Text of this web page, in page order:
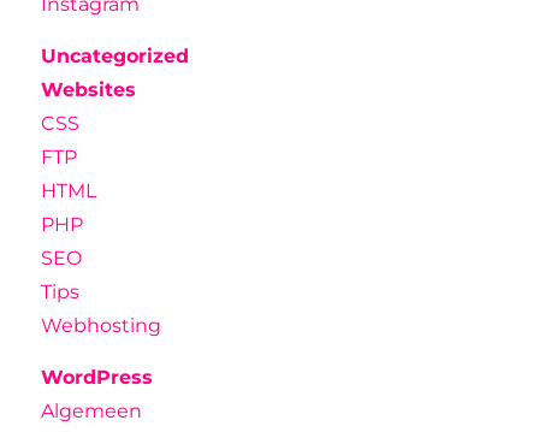
Uncategorized
Websites
CSS
FTP
HTML
PHP
SEO
Tips
Webhosting
WordPress
Algemeen